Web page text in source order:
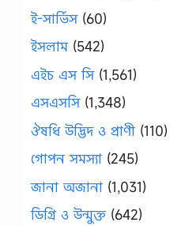
ই-সার্ভিস(60)
ইসলাম(542)
এইচ এস সি(1,561)
এসএসসি(1,348)
ঔষধি উদ্ভিদ ও প্রাণী (110)
গোপন সমস্যা (245)
জানা অজানা (1,031)
ডিগ্রি ও উন্মুক্ত (642)